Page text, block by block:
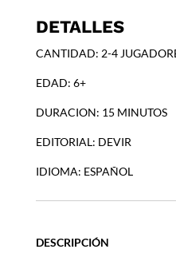
DETALLES
CANTIDAD: 2-4
EDAD: 6+
DURACION: 15 MINUTOS
EDITORIAL: DEVIR
IDIOMA: ESPAÑOL
DESCRIPCIÓN